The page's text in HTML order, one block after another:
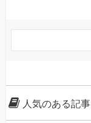
人気のある記事